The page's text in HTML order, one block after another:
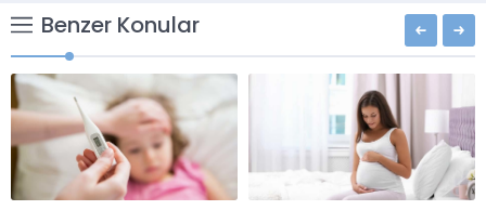
Benzer Konular